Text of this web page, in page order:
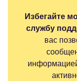
Избегайте
службу
вас